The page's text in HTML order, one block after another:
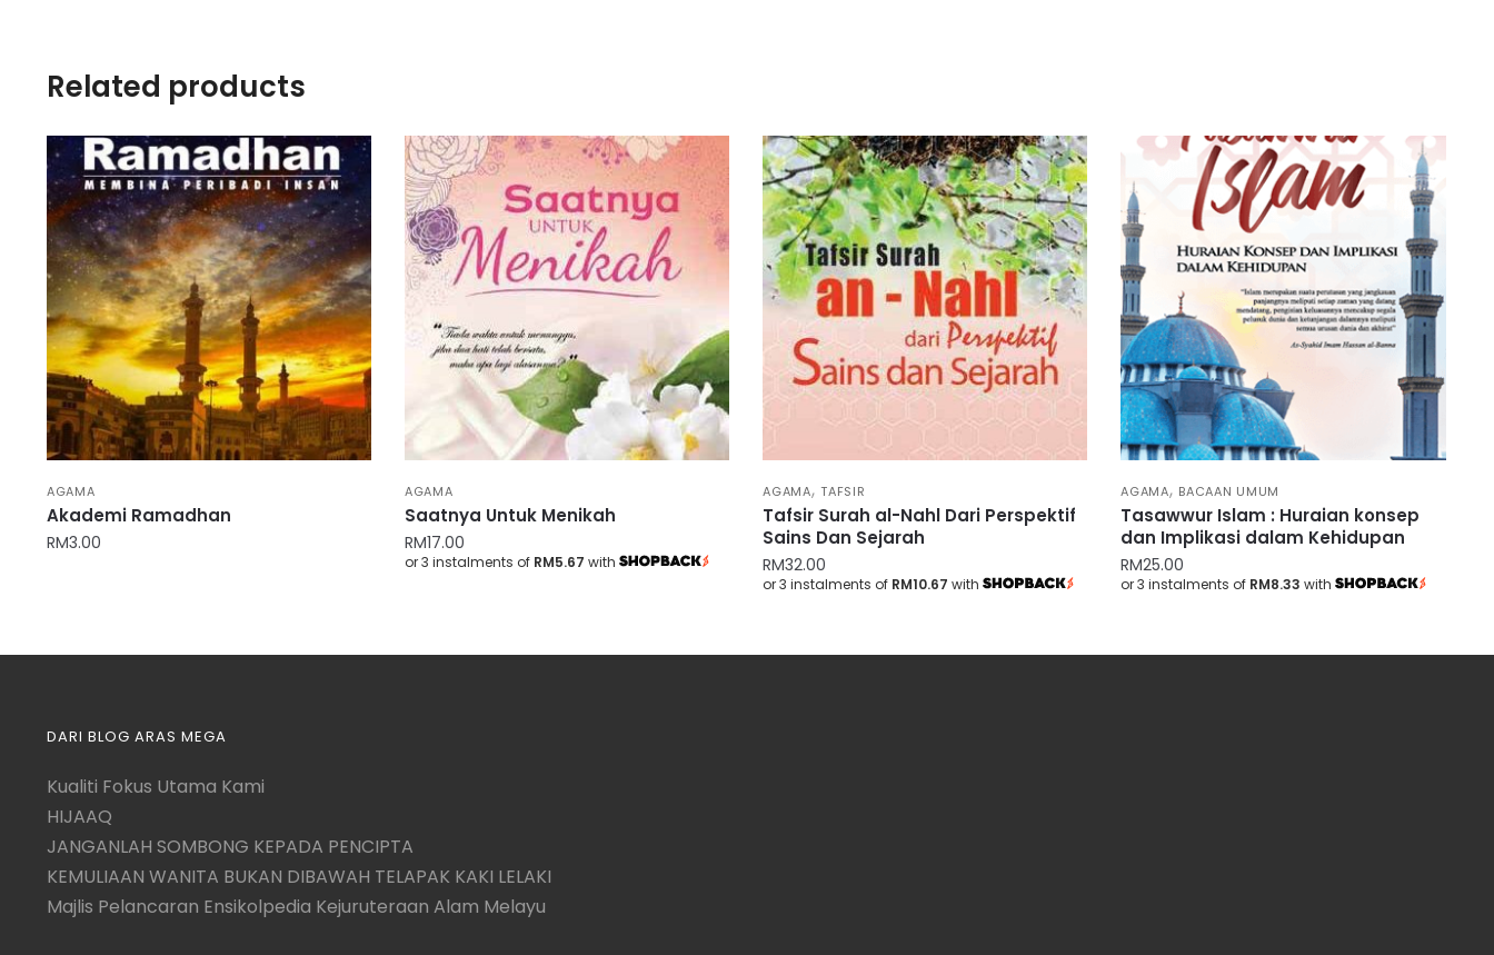
Related products
AGAMA
Akademi Ramadhan
RM3.00
AGAMA
Saatnya Untuk Menikah
RM17.00
or 3 instalments of RM5.67 with
AGAMA,TAFSIR
Tafsir Surah al-Nahl Dari Perspektif
Sains Dan Sejarah
RM32.00
or 3 instalments of RM10.67 with
AGAMA, BACAAN UMUM
Tasawwur Islam : Huraian konsep
dan Implikasi dalam Kehidupan
RM25.00
or 3 instalments of RM8.33 with
DARI BLOG ARAS MEGA
Kualiti Fokus Utama Kami
HIJAAQ
JANGANLAH SOMBONG KEPADA PENCIPTA
KEMULIAAN WANITA BUKAN DIBAWAH TELAPAK KAKI LELAKI
Majlis Pelancaran Ensikolpedia Kejuruteraan Alam Melayu